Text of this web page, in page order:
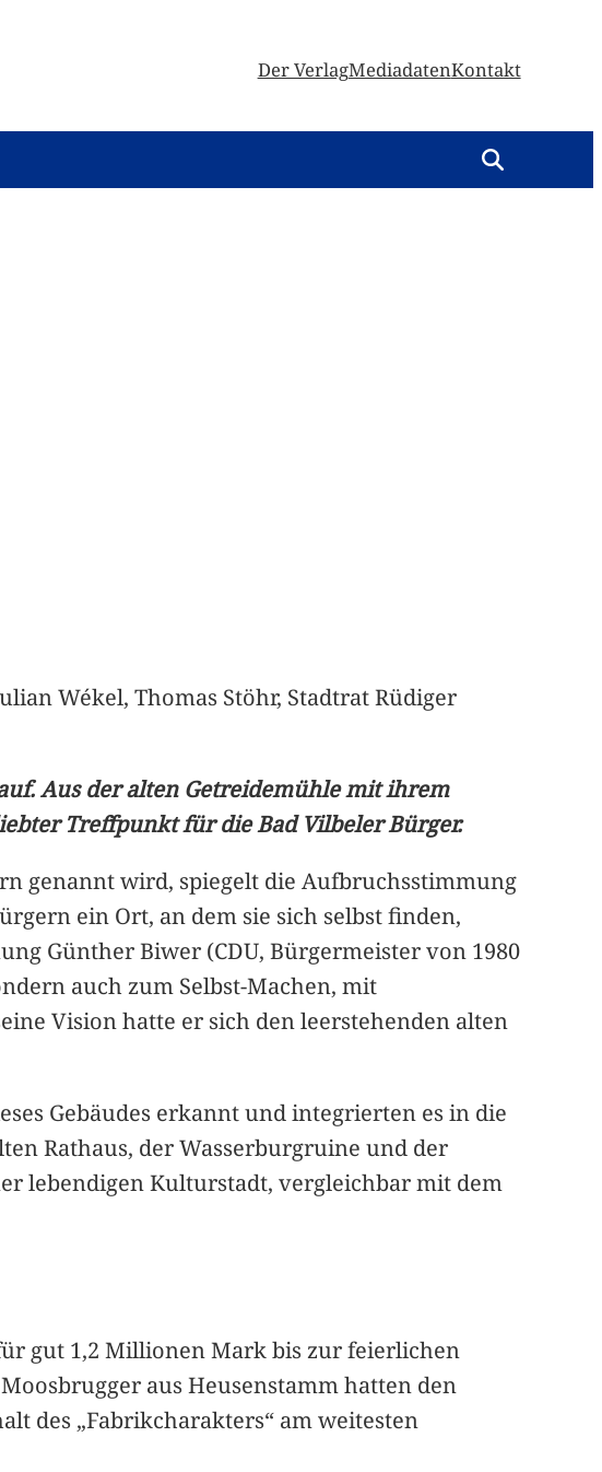
Der VerlagMediadatenKontakt
Wékel, Thomas Stöhr, Stadtrat Rüdiger
Aus der alten Getreidemühle mit ihrem
Treffpunkt für die Bad Vilbeler Bürger.
genannt wird, spiegelt die Aufbruchsstimmung
ein Ort, an dem sie sich selbst finden,
Günther Biwer (CDU, Bürgermeister von 1980
auch zum Selbst-Machen, mit
Vision hatte er sich den leerstehenden alten
Gebäudes erkannt und integrierten es in die
Rathaus, der Wasserburgruine und der
lebendigen Kulturstadt, vergleichbar mit dem
gut 1,2 Millionen Mark bis zur feierlichen
aus Heusenstamm hatten den
des „Fabrikcharakters“ am weitesten